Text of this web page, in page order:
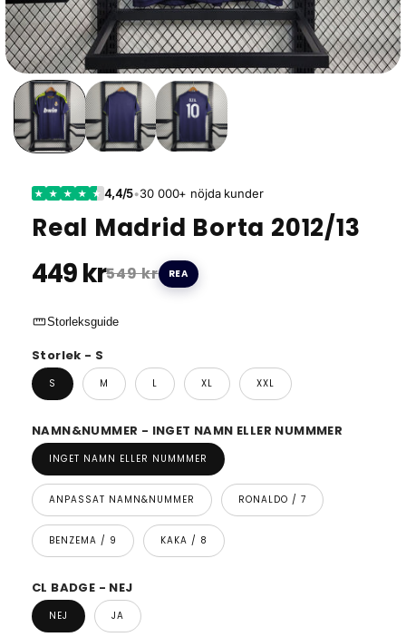
★ ★ ★ ★ ★ 4,4/5•30 000+ nöjda kunder
Real Madrid Borta 2012/13
449 kr549 kr REA
straightenStorleksguide
Storlek - S
S M L XL XXL
NAMN&NUMMER - INGET NAMN ELLER NUMMMER
INGET NAMN ELLER NUMMMER
ANPASSAT NAMN&NUMMER RONALDO / 7
BENZEMA / 9 KAKA / 8
CL BADGE - NEJ
NEJ JA